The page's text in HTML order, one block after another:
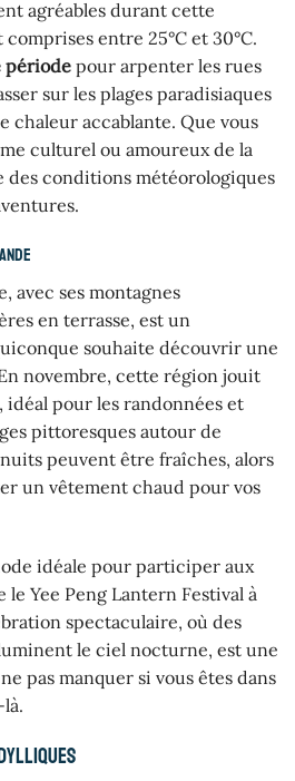
agréables durant cette
entre 25°C et 30°C.
période pour arpenter les rues
sur les plages paradisiaques
chaleur accablante. Que vous
culturel ou amoureux de la
des conditions météorologiques
avec ses montagnes
en terrasse, est un
souhaite découvrir une
novembre, cette région jouit
idéal pour les randonnées et
pittoresques autour de
peuvent être fraîches, alors
un vêtement chaud pour vos
idéale pour participer aux
le Yee Peng Lantern Festival à
spectaculaire, où des
le ciel nocturne, est une
pas manquer si vous êtes dans